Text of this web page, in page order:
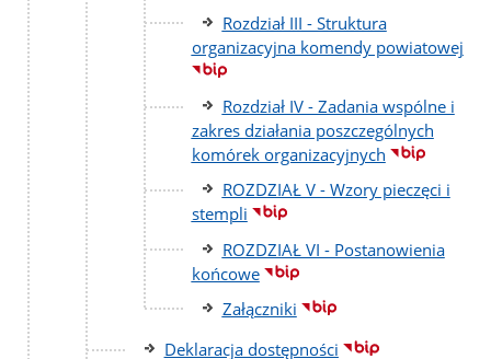
Rozdział III - Struktura
organizacyjna komendy powiatowej
Rozdział IV - Zadania wspólne i
zakres działania poszczególnych
komórek organizacyjnych
ROZDZIAŁ V - Wzory pieczęci i
stempli
ROZDZIAŁ VI - Postanowienia
końcowe
Załączniki
Deklaracja dostępności